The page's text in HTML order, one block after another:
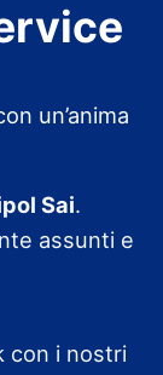
un’anima
Sai.
assunti e
con i nostri